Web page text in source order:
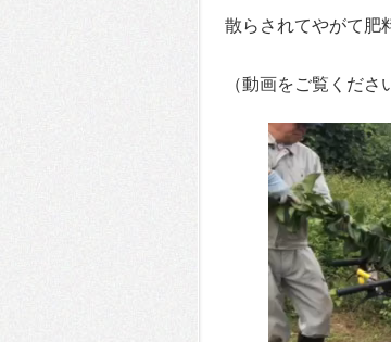
散らされてやがて肥
（動画をご覧くださ